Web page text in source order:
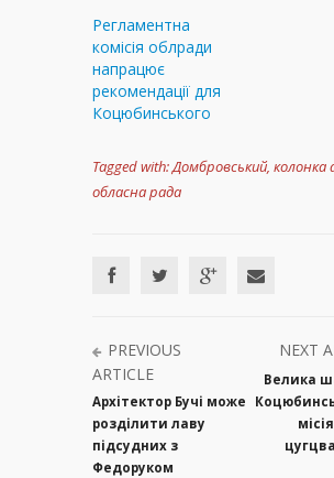
Регламентна
комісія облради
напрацює
рекомендації для
Коцюбинського
Tagged with:Домбровський, колонка
обласна рада
PREVIOUS
ARTICLE
Архітектор Бучі може
розділити лаву
підсудних з
Федоруком
NEXT
Велика